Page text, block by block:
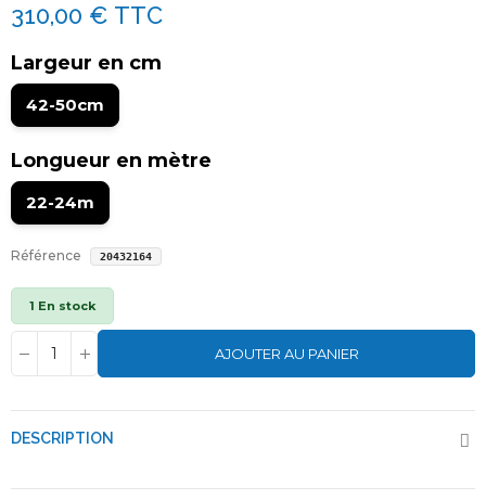
310,00 € TTC
Largeur en cm
42-50cm
Longueur en mètre
22-24m
Référence 20432164
1 En stock
AJOUTER AU PANIER
DESCRIPTION